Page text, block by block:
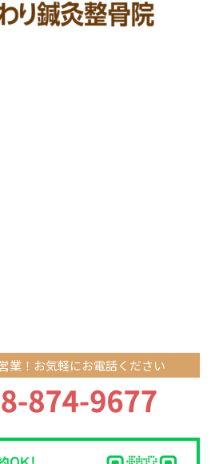
業！お気軽にお電話ください